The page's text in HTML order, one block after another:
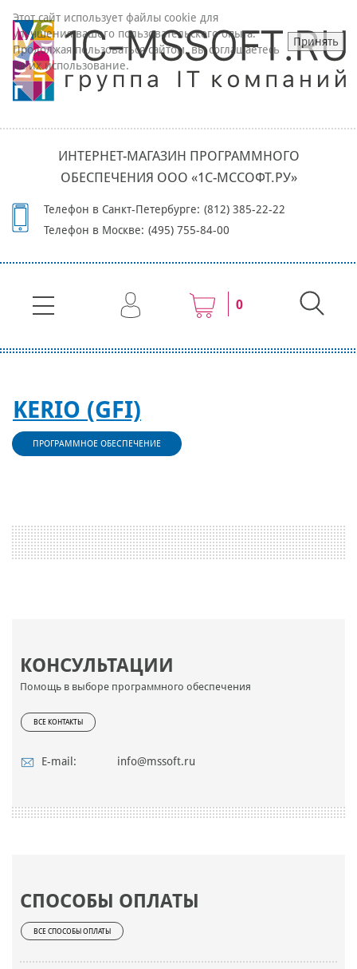
ИНТЕРНЕТ-МАГАЗИН ПРОГРАММНОГО
ОБЕСПЕЧЕНИЯ ООО «1С-МССОФТ.РУ»
Телефон в Санкт-Петербурге: (812) 385-22-22
Телефон в Москве: (495) 755-84-00
0
КОНСУЛЬТАЦИИ
Помощь в выборе программного обеспечения
ВСЕ КОНТАКТЫ
E-mail: info@mssoft.ru
СПОСОБЫ ОПЛАТЫ
ВСЕ СПОСОБЫ ОПЛАТЫ
KERIO (GFI)
ПРОГРАММНОЕ ОБЕСПЕЧЕНИЕ
Этот сайт использует файлы cookie для
улучшения вашего пользовательского опыта.
Продолжая пользоваться сайтом, вы соглашаетесь
на их использование.
Принять